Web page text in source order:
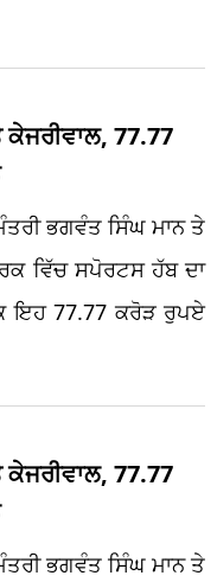
77.77
ਭਗਵੰਤ ਸਿੰਘ ਮਾਨ ਤੇ
ਵਿੱਚ ਸਪੋਰਟਸ ਹੱਬ ਦਾ
ਇਹ 77.77 ਕਰੋੜ ਰੁਪਏ
77.77
ਭਗਵੰਤ ਸਿੰਘ ਮਾਨ ਤੇ